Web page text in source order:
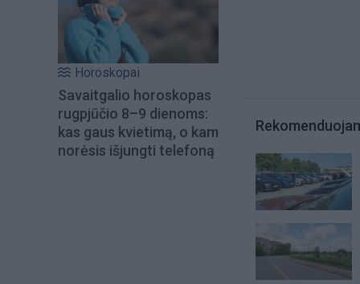
Horoskopai
Savaitgalio horoskopas
rugpjūčio 8–9 dienoms:
kas gaus kvietimą, o kam
norėsis išjungti telefoną